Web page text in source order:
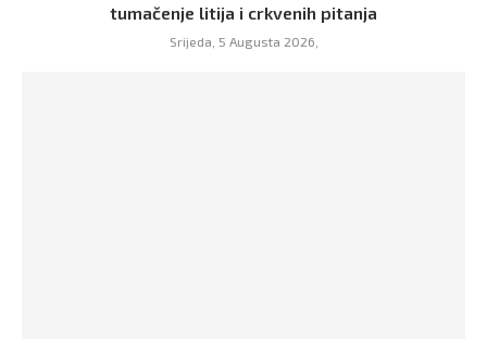
tumačenje litija i crkvenih pitanja
Srijeda, 5 Augusta 2026,